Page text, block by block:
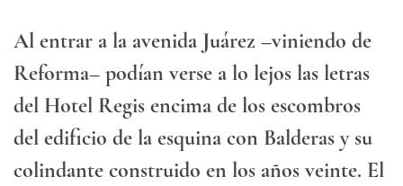
Al entrar a la avenida Juárez –viniendo de
Reforma– podían verse a lo lejos las letras
del Hotel Regis encima de los escombros
del edificio de la esquina con Balderas y su
colindante construido en los años veinte. El